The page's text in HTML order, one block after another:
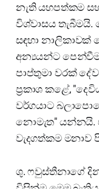
නැති යහපත්කම
විශ්වාසය
සඳහා නාලිකාවක්
අන්‍යයන්ට
පාප්තුමා වරක්
ප්‍රකාශ කළේ,
වර්ගයාට
නොමැත" යන්නයි.
වැදගත්කම මනාව
ශු. ෆවුස්තීනාගේ